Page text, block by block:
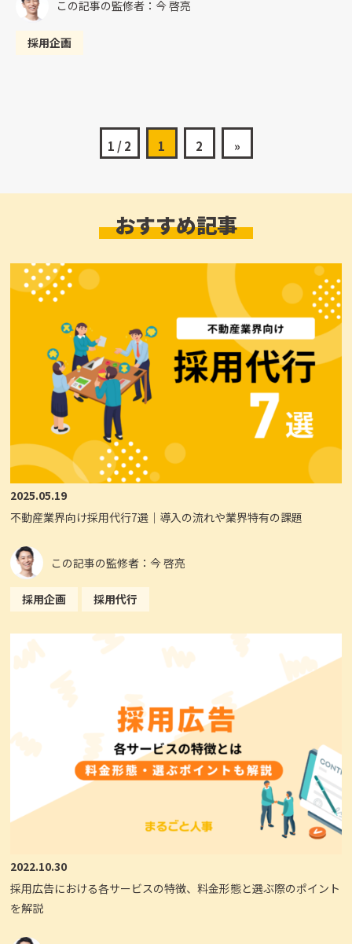
この記事の監修者：今 啓亮
採用企画
1 / 2 1 2 »
おすすめ記事
2025.05.19
不動産業界向け採用代行7選｜導入の流れや業界特有の課題
この記事の監修者：今 啓亮
採用企画 採用代行
2022.10.30
採用広告における各サービスの特徴、料金形態と選ぶ際のポイント
を解説